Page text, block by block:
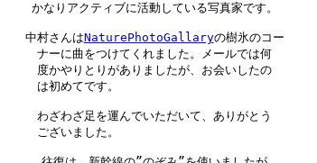
かなりアクティブに活動している写真家です。
中村さんはNaturePhotoGallaryの樹氷のコー
ナーに曲をつけてくれました。メールでは何
度かやりとりがありましたが、お会いしたの
は初めてです。
わざわざ足を運んでいただいて、ありがとう
ございました。